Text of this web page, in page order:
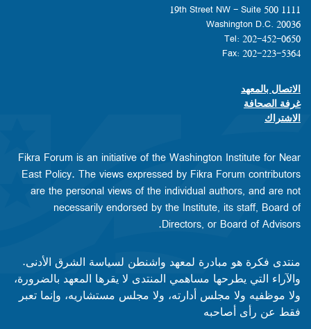
1111 19th Street NW - Suite 500
Washington D.C. 20036
Tel: 202-452-0650
Fax: 202-223-5364
Footer contact links
الاتصال بالمعهد
غرفة الصحافة
الاشتراك
Fikra Forum is an initiative of the Washington Institute for Near
East Policy. The views expressed by Fikra Forum contributors
are the personal views of the individual authors, and are not
necessarily endorsed by the Institute, its staff, Board of
Directors, or Board of Advisors.​​
منتدى فكرة هو مبادرة لمعهد واشنطن لسياسة الشرق الأدنى.
والآراء التي يطرحها مساهمي المنتدى لا يقرها المعهد بالضرورة،
ولا موظفيه ولا مجلس أدارته، ولا مجلس مستشاريه، وإنما تعبر
فقط عن رأى أصاحبه